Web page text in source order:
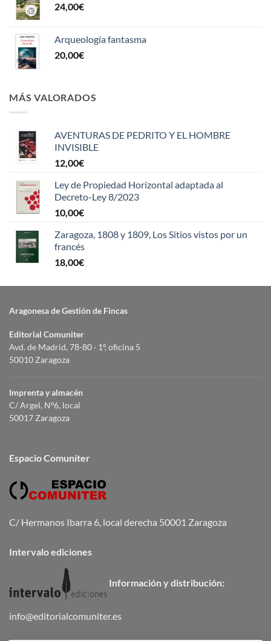
24,00€
Arqueología fantasma
20,00€
MÁS VALORADOS
AVENTURAS DE PEDRITO Y EL HOMBRE
INVISIBLE
12,00€
Ley de Propiedad Horizontal adaptada al
Decreto-Ley 8/2023
10,00€
Zaragoza, 1808 y 1809, Los Sitios vistos por un
francés
18,00€
Aragonesa de Gestión de Fincas
Editorial Comuniter
Avd. de Madrid, 78-80 · 1º, oficina 5
50010 Zaragoza
Imprenta y almacén
C/ Argel, Nº6, local
50017 Zaragoza
Espacio Comuniter
C/ Hermanos Ibarra 6, local derecha 50001 Zaragoza
Intervalo ediciones
Información y distribución:
info@editorialcomuniter.es